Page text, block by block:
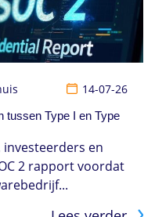
14-07-26
tussen Type I en Type
investeerders en
2 rapport voordat